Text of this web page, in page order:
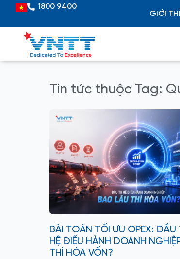
content
Vietnamese
1800 9400
GIỚI
Tin tức thuộc Tag:
BÀI TOÁN TỐI ƯU OPEX: ĐẦU
HỆ ĐIỀU HÀNH DOANH
THÌ HÒA VỐN?